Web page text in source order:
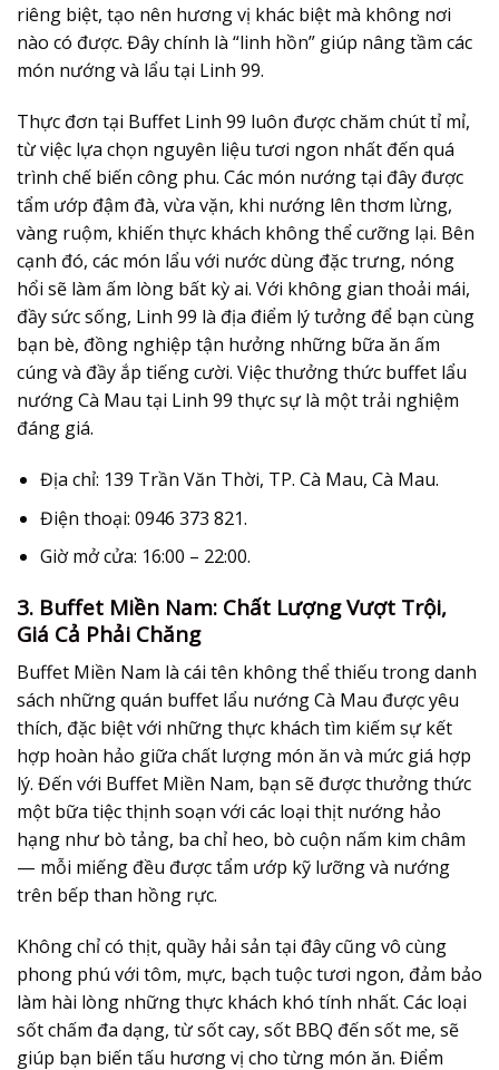
riêng biệt, tạo nên hương vị khác biệt mà không nơi
nào có được. Đây chính là “linh hồn” giúp nâng tầm các
món nướng và lẩu tại Linh 99.
Thực đơn tại Buffet Linh 99 luôn được chăm chút tỉ mỉ,
từ việc lựa chọn nguyên liệu tươi ngon nhất đến quá
trình chế biến công phu. Các món nướng tại đây được
tẩm ướp đậm đà, vừa vặn, khi nướng lên thơm lừng,
vàng ruộm, khiến thực khách không thể cưỡng lại. Bên
cạnh đó, các món lẩu với nước dùng đặc trưng, nóng
hổi sẽ làm ấm lòng bất kỳ ai. Với không gian thoải mái,
đầy sức sống, Linh 99 là địa điểm lý tưởng để bạn cùng
bạn bè, đồng nghiệp tận hưởng những bữa ăn ấm
cúng và đầy ắp tiếng cười. Việc thưởng thức buffet lẩu
nướng Cà Mau tại Linh 99 thực sự là một trải nghiệm
đáng giá.
Địa chỉ: 139 Trần Văn Thời, TP. Cà Mau, Cà Mau.
Điện thoại: 0946 373 821.
Giờ mở cửa: 16:00 – 22:00.
3. Buffet Miền Nam: Chất Lượng Vượt Trội,
Giá Cả Phải Chăng
Buffet Miền Nam là cái tên không thể thiếu trong danh
sách những quán buffet lẩu nướng Cà Mau được yêu
thích, đặc biệt với những thực khách tìm kiếm sự kết
hợp hoàn hảo giữa chất lượng món ăn và mức giá hợp
lý. Đến với Buffet Miền Nam, bạn sẽ được thưởng thức
một bữa tiệc thịnh soạn với các loại thịt nướng hảo
hạng như bò tảng, ba chỉ heo, bò cuộn nấm kim châm
— mỗi miếng đều được tẩm ướp kỹ lưỡng và nướng
trên bếp than hồng rực.
Không chỉ có thịt, quầy hải sản tại đây cũng vô cùng
phong phú với tôm, mực, bạch tuộc tươi ngon, đảm bảo
làm hài lòng những thực khách khó tính nhất. Các loại
sốt chấm đa dạng, từ sốt cay, sốt BBQ đến sốt me, sẽ
giúp bạn biến tấu hương vị cho từng món ăn. Điểm